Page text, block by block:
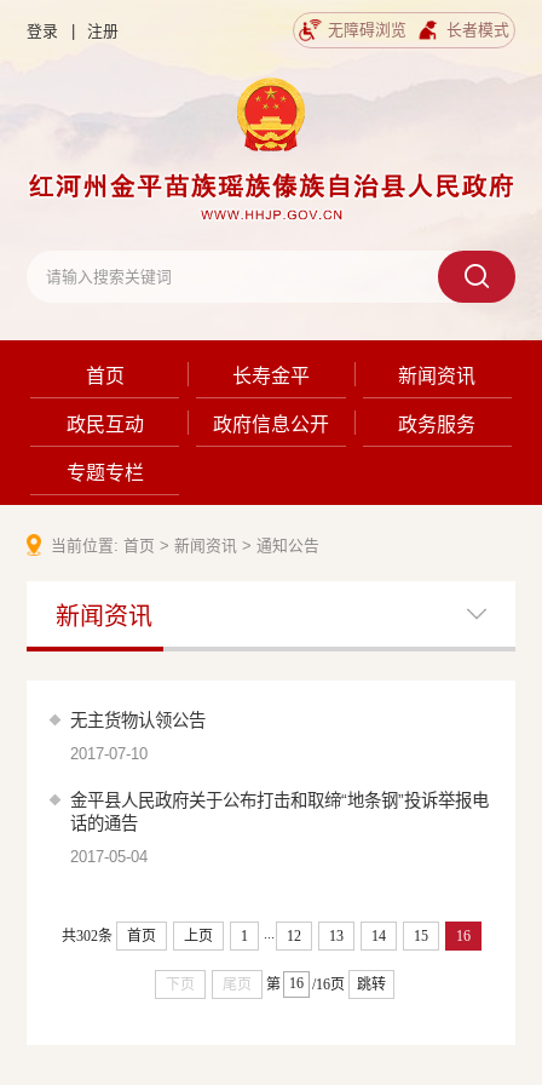
登录 | 注册 无障碍浏览 长者模式
首页 长寿金平 新闻资讯
政民互动 政府信息公开 政务服务
专题专栏
当前位置:首页 >新闻资讯 >通知公告
新闻资讯
无主货物认领公告
2017-07-10
金平县人民政府关于公布打击和取缔“地条钢”投诉举报电
话的通告
2017-05-04
共302条 首页 上页 1 ... 12 13 14 15 16
下页 尾页 第 /16页 跳转